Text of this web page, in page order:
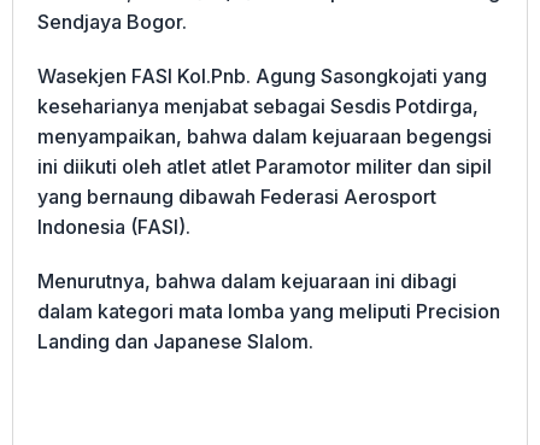
Sendjaya Bogor.
Wasekjen FASI Kol.Pnb. Agung Sasongkojati yang
keseharianya menjabat sebagai Sesdis Potdirga,
menyampaikan, bahwa dalam kejuaraan begengsi
ini diikuti oleh atlet atlet Paramotor militer dan sipil
yang bernaung dibawah Federasi Aerosport
Indonesia (FASI).
Menurutnya, bahwa dalam kejuaraan ini dibagi
dalam kategori mata lomba yang meliputi Precision
Landing dan Japanese Slalom.